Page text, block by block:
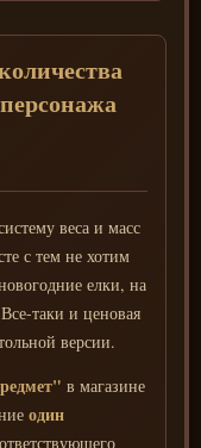
веса и масс
с тем не хотим
елки, на
таки и ценовая
версии.
в магазине
один